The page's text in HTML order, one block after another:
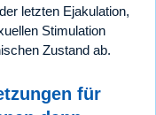
letzten Ejakulation,
Stimulation
Zustand ab.
für